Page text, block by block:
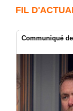
Médias
groupe
FIL
Communiqué